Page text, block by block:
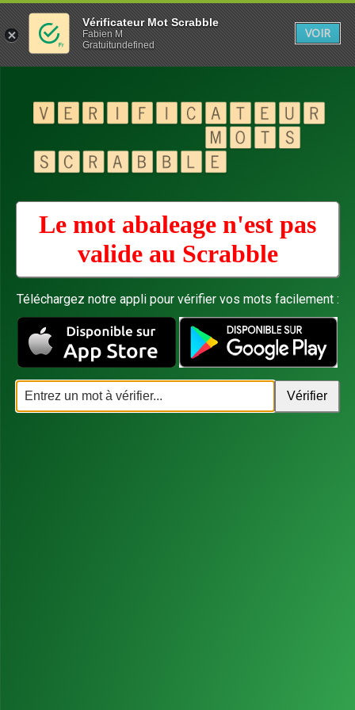
Le mot abaleage n'est pas
valide au Scrabble
Téléchargez notre appli pour vérifier vos mots facilement :
Vérificateur Mot Scrabble
Fabien M
Gratuitundefined
VOIR